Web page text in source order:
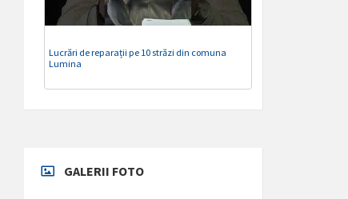
Lucrări de reparații pe 10 străzi din comuna
Lumina
GALERII FOTO